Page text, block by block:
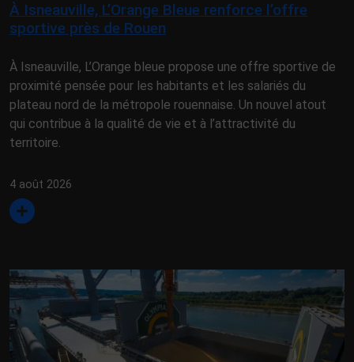
À Isneauville, L’Orange Bleue renforce l’offre
sportive près de Rouen
À Isneauville, L’Orange bleue propose une offre sportive de
proximité pensée pour les habitants et les salariés du
plateau nord de la métropole rouennaise. Un nouvel atout
qui contribue à la qualité de vie et à l’attractivité du
territoire.
4 août 2026